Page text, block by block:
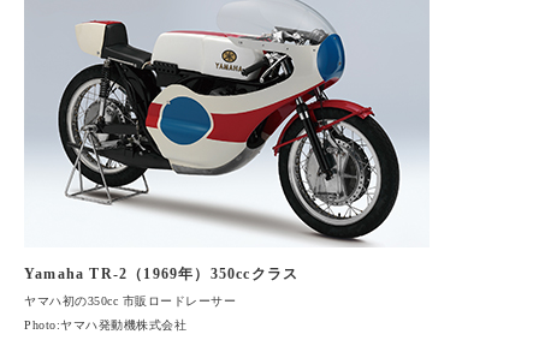
Yamaha TR-2（1969年）350ccクラス
ヤマハ初の350cc 市販ロードレーサー
Photo:ヤマハ発動機株式会社